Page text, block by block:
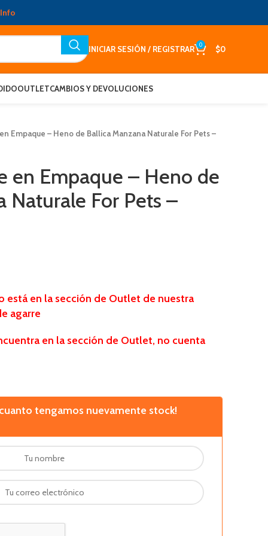
INICIAR SESIÓN / REGISTRAR 0 $0
OUTLETCAMBIOS Y DEVOLUCIONES
Empaque – Heno de Ballica Manzana Naturale For Pets –
en Empaque – Heno de
Naturale For Pets –
está en la sección de Outlet de nuestra
agarre
en la sección de Outlet, no cuenta
tengamos nuevamente stock!